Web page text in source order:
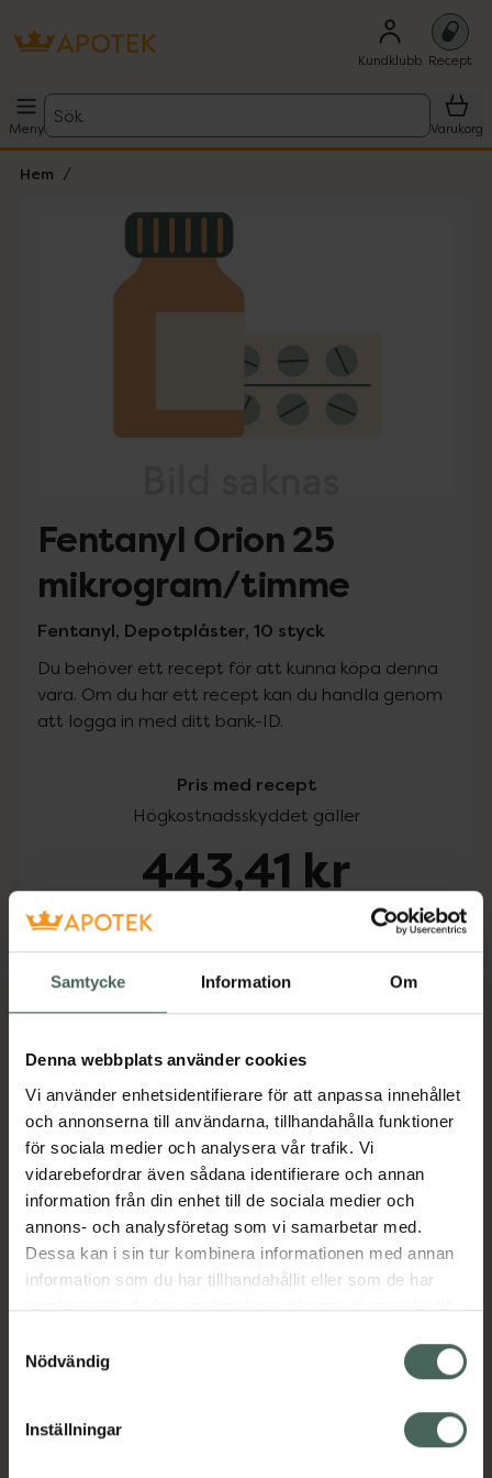
Samtycke Information Om
Denna webbplats använder cookies
Vi använder enhetsidentifierare för att anpassa innehållet
och annonserna till användarna, tillhandahålla funktioner
för sociala medier och analysera vår trafik. Vi
vidarebefordrar även sådana identifierare och annan
information från din enhet till de sociala medier och
annons- och analysföretag som vi samarbetar med.
Dessa kan i sin tur kombinera informationen med annan
information som du har tillhandahållit eller som de har
samlat in när du har använt deras tjänster. Samtycke till
återkalla ditt samtycke via webbplatsens
cookieinställningar. Ett återkallat samtycke påverkar inte
lagligheten av behandling som skett innan återkallelsen.
Nödvändig
Inställningar
Kundklubb Recept
Meny
Sök
Varukorg
Hem
Lista: . Innehåller 1 objekt.
Fentanyl Orion 25
mikrogram/timme
Fentanyl, Depotplåster, 10 styck
Du behöver ett recept för att kunna köpa denna
vara. Om du har ett recept kan du handla genom
att logga in med ditt bank-ID.
Pris med recept
Högkostnadsskyddet gäller
443,41 kr
Köp via ditt recept
Aktuella erbjudanden
Beskrivning Dölj
Läs alltid bipacksedeln innan
användning.
EAN:06432100047274
Bipacksedel från FASS Visa